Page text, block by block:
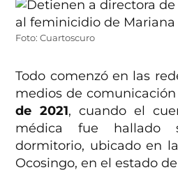
Foto: Cuartoscuro
Todo comenzó en las
medios de comunicación
de 2021, cuando el
médica fue
dormitorio, ubicado en
Ocosingo, en el estado